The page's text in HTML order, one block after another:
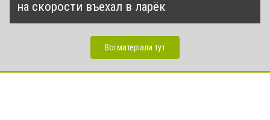
на скорости въехал в ларёк
Всі матеріали тут